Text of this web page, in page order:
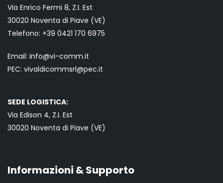
Via Enrico Fermi 8, Z.I. Est
30020 Noventa di Piave (VE)
Telefono: +39 0421 170 6975
Email: info@vi-comm.it
PEC: vivaldicommsrl@pec.it
SEDE LOGISTICA:
Via Edison 4, Z.I. Est
30020 Noventa di Piave (VE)
Informazioni & Supporto